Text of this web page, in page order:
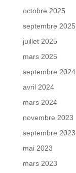
octobre 2025
septembre 2025
juillet 2025
mars 2025
septembre 2024
avril 2024
mars 2024
novembre 2023
septembre 2023
mai 2023
mars 2023